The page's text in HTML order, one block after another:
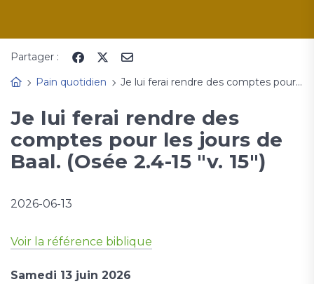
Partager :
Pain quotidien
Je lui ferai rendre des comptes pour les jours de Baal. (Osée 2.4-15 "v. 15")
Je lui ferai rendre des
comptes pour les jours de
Baal. (Osée 2.4-15 "v. 15")
2026-06-13
Voir la référence biblique
Samedi 13 juin 2026